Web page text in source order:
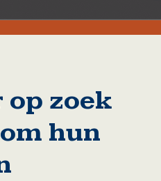
op zoek
hun